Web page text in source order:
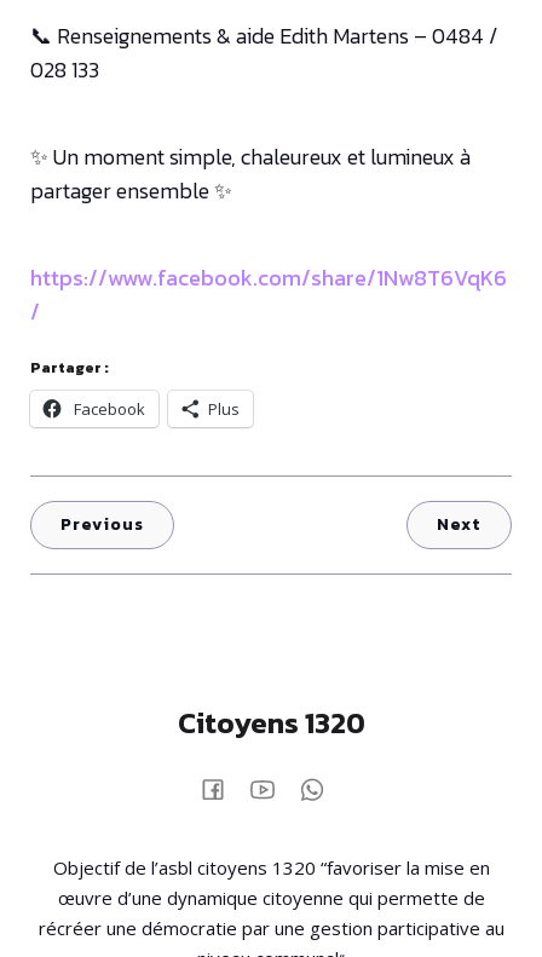
📞 Renseignements & aide Edith Martens – 0484 /
028 133
✨ Un moment simple, chaleureux et lumineux à
partager ensemble ✨
https://www.facebook.com/share/1Nw8T6VqK6
/
Partager :
Facebook
Plus
Previous Next
Citoyens 1320
Objectif de l’asbl citoyens 1320 “favoriser la mise en
œuvre d’une dynamique citoyenne qui permette de
récréer une démocratie par une gestion participative au